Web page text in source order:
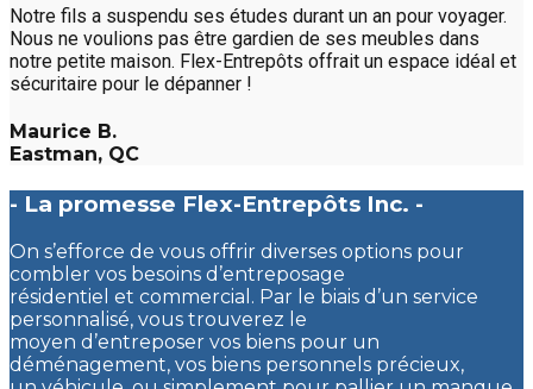
Notre fils a suspendu ses études durant un an pour voyager.
Nous ne voulions pas être gardien de ses meubles dans
notre petite maison. Flex-Entrepôts offrait un espace idéal et
sécuritaire pour le dépanner !
Maurice B.
Eastman, QC
- La promesse Flex-Entrepôts Inc. -
On s’efforce de vous offrir diverses options pour
combler vos besoins d’entreposage
résidentiel et commercial. Par le biais d’un service
personnalisé, vous trouverez le
moyen d’entreposer vos biens pour un
déménagement, vos biens personnels précieux,